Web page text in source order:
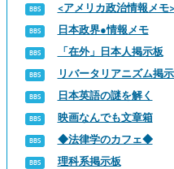
<アメリカ政治情報メモ>
日本政界●情報メモ
「在外」日本人掲示板
リバータリアニズム掲
日本英語の謎を解く
映画なんでも文章箱
◆法律学のカフェ◆
理科系掲示板